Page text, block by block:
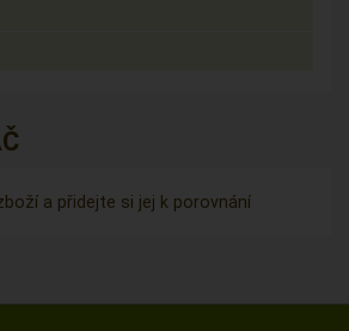
a přidejte si jej k porovnání